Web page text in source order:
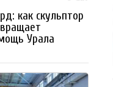
как скульптор
Урала